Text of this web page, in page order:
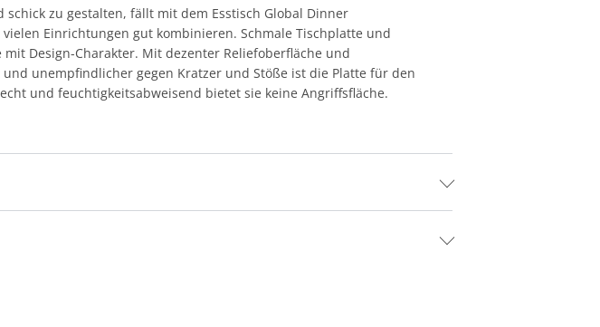
zu gestalten, fällt mit dem Esstisch Global Dinner
Einrichtungen gut kombinieren. Schmale Tischplatte und
Design-Charakter. Mit dezenter Reliefoberfläche und
unempfindlicher gegen Kratzer und Stöße ist die Platte für den
und feuchtigkeitsabweisend bietet sie keine Angriffsfläche.